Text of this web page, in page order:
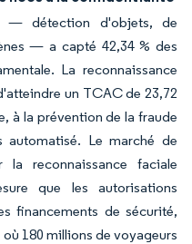
— détection d'objets, de
— a capté 42,34 % des
La reconnaissance
un TCAC de 23,72
à la prévention de la fraude
Le marché de
reconnaissance faciale
que les autorisations
financements de sécurité,
180 millions de voyageurs